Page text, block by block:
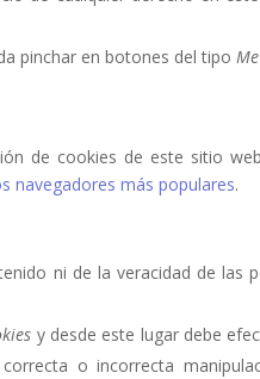
pinchar en botones del tipo
de cookies de este sitio
navegadores más populares.
ni de la veracidad de las
y desde este lugar debe
o incorrecta